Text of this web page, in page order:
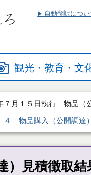
自動翻訳につい
観光・教育・文
７月１５日執行 物品（
４ 物品購入（公開調達）
）見積徴取結